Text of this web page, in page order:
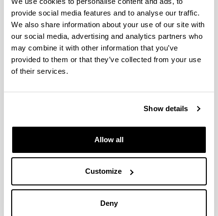
provide social media features and to analyse our traffic.
We also share information about your use of our site with
our social media, advertising and analytics partners who
may combine it with other information that you’ve
provided to them or that they’ve collected from your use
of their services.
Show details
Allow all
Customize
Deny
Period:2009-2012
Financing entity: Ministerio de Ciencia e
Innovación (FFI 2009 – 13956 – CO2 – 01 (FILO))
Adaptación al euskara del nivel III del Inventario
del Desarrollo de las Habilidades Comunicativas
Principal investigator:Iñaki García
Adquisición, procesamiento y uso del lenguaje.
Euskara, bilingüismo y multilingüismo
Principal investigator:Itziar Idiazabal
2007-2010